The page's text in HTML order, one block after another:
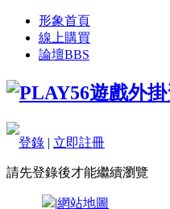
形象首頁
線上購買
論壇BBS
登錄 | 立即註冊
請先登錄後才能繼續瀏覽
|網站地圖